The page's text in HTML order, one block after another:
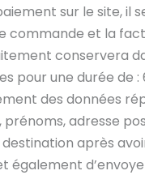
sur le site,
commande et la
conservera
pour une durée de :
des données
prénoms, adresse
après
également